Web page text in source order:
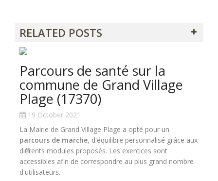
RELATED POSTS
Parcours de santé sur la
commune de Grand Village
Plage (17370)
19 October 2021
La Mairie de Grand Village Plage a opté pour un
parcours de marche, d'équilibre personnalisé grâce aux
différents modules proposés. Les exercices sont
accessibles afin de correspondre au plus grand nombre
d'utilisateurs.